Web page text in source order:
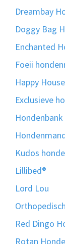
Dreambay
Doggy Bag
Enchanted
Foeii
Happy House
Exclusieve
Kudos
Lillibed®
Lord Lou
Red Dingo
Rotan